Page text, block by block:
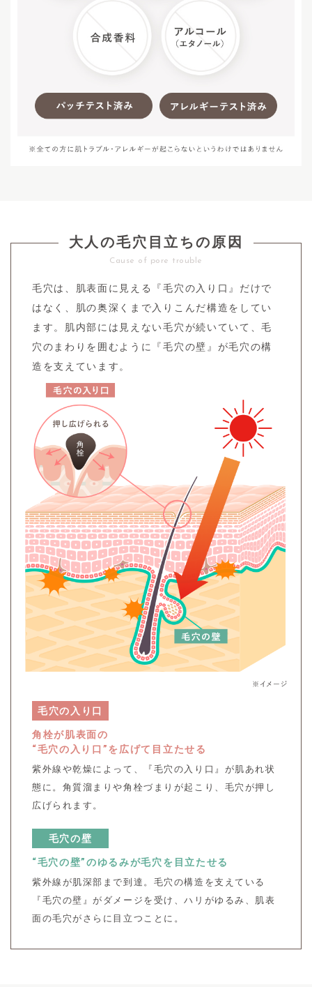
大人の毛穴目立ちの原因
Cause of pore trouble
毛穴は、肌表面に見える『毛穴の入り口』だけで
はなく、肌の奥深くまで入りこんだ構造をしてい
ます。 肌内部には見えない毛穴が続いていて、毛
穴のまわりを囲むように『毛穴の壁』が毛穴の構
造を支えています。
毛穴の入り口
角栓が肌表面の
“毛穴の入り口”を広げて目立たせる
紫外線や乾燥によって、『毛穴の入り口』が肌あれ状
態に。 角質溜まりや角栓づまりが起こり、毛穴が押し
広げられます。
毛穴の壁
“毛穴の壁”のゆるみが毛穴を目立たせる
紫外線が肌深部まで到達。 毛穴の構造を支えている
『毛穴の壁』がダメージを受け、ハリがゆるみ、肌表
面の毛穴がさらに目立つことに。